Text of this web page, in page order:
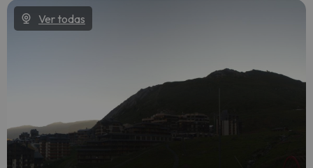
Ver todas